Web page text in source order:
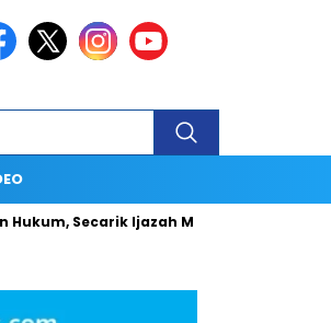
Ijazah Menjadi Medan Politik yang